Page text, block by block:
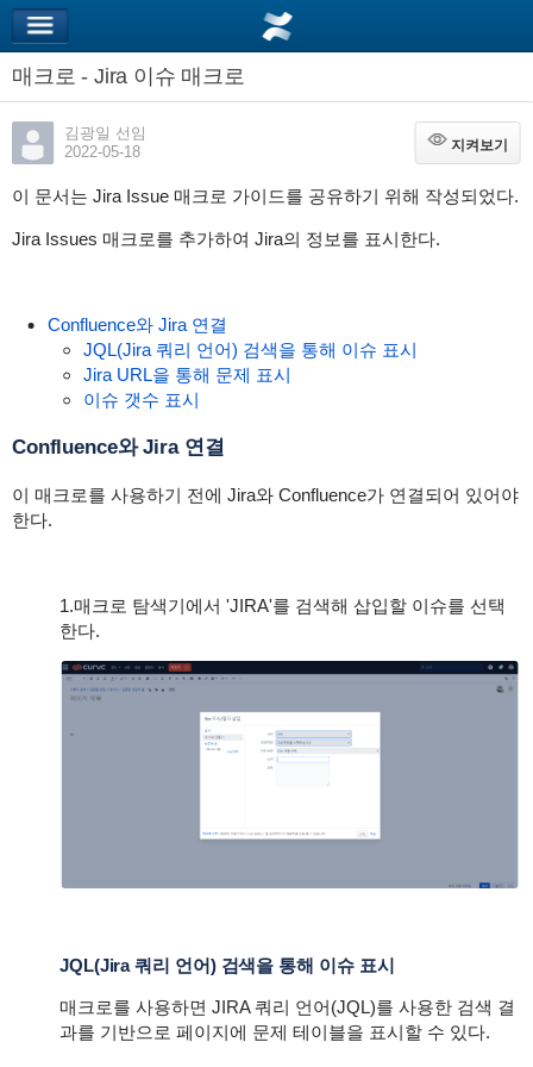
매크로 - Jira 이슈 매크로
김광일 선임
2022-05-18
지켜보기
지켜보기
이 문서는 Jira Issue 매크로 가이드를 공유하기 위해 작성되었다.
Jira Issues 매크로를 추가하여 Jira의 정보를 표시한다.
Confluence와 Jira 연결
JQL(Jira 쿼리 언어) 검색을 통해 이슈 표시
Jira URL을 통해 문제 표시
이슈 갯수 표시
Confluence와 Jira 연결
이 매크로를 사용하기 전에 Jira와 Confluence가 연결되어 있어야
한다.
1.매크로 탐색기에서 'JIRA'를 검색해 삽입할 이슈를 선택
한다.
JQL(Jira 쿼리 언어) 검색을 통해 이슈 표시
매크로를 사용하면 JIRA 쿼리 언어(JQL)를 사용한 검색 결
과를 기반으로 페이지에 문제 테이블을 표시할 수 있다.